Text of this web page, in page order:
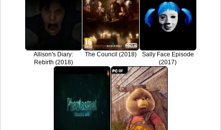
Allison's Diary:
Rebirth (2018)
The Council (2018)
Sally Face Episode
(2017)